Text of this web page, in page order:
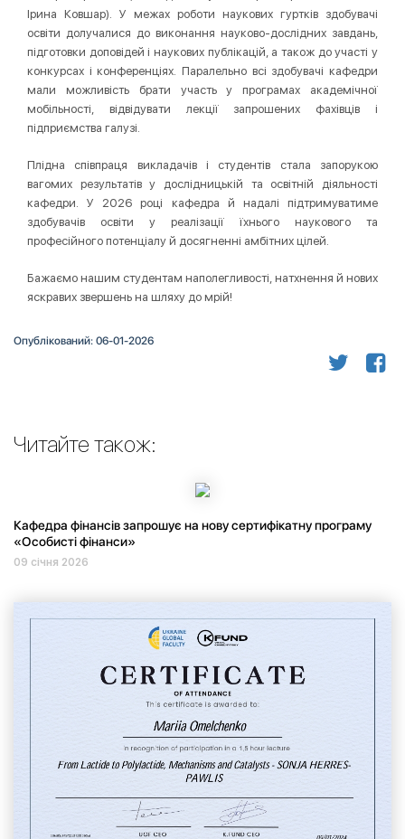
Ірина Ковшар). У межах роботи наукових гуртків здобувачі
освіти долучалися до виконання науково-дослідних завдань,
підготовки доповідей і наукових публікацій, а також до участі у
конкурсах і конференціях. Паралельно всі здобувачі кафедри
мали можливість брати участь у програмах академічної
мобільності, відвідувати лекції запрошених фахівців і
підприємства галузі.
Плідна співпраця викладачів і студентів стала запорукою
вагомих результатів у дослідницькій та освітній діяльності
кафедри. У 2026 році кафедра й надалі підтримуватиме
здобувачів освіти у реалізації їхнього наукового та
професійного потенціалу й досягненні амбітних цілей.
Бажаємо нашим студентам наполегливості, натхнення й нових
яскравих звершень на шляху до мрій!
Опублікований: 06-01-2026
Читайте також:
Кафедра фінансів запрошує на нову сертифікатну програму
«Особисті фінанси»
09 січня 2026